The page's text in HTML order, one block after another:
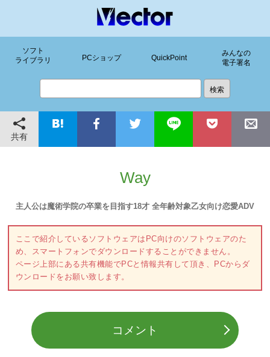
ソフト
ライブラリ
PCショップ QuickPoint
みんなの
電子署名
共有
Way
主人公は魔術学院の卒業を目指す18才 全年齢対象乙女向け恋愛ADV
ここで紹介しているソフトウェアはPC向けのソフトウェアのた
め、スマートフォンでダウンロードすることができません。
ページ上部にある共有機能でPCと情報共有して頂き、PCからダ
ウンロードをお願い致します。
コメント